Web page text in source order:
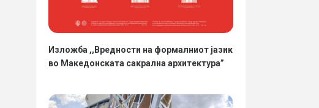
Изложба ,,Вредности на формалниот јазик
во Македонската сакрална архитектура”